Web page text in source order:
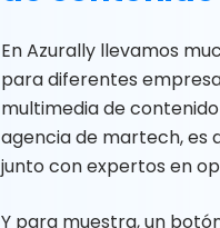
En Azurally llevamos
para diferentes
multimedia de
agencia de martech, es
junto con expertos en
Y para muestra, un